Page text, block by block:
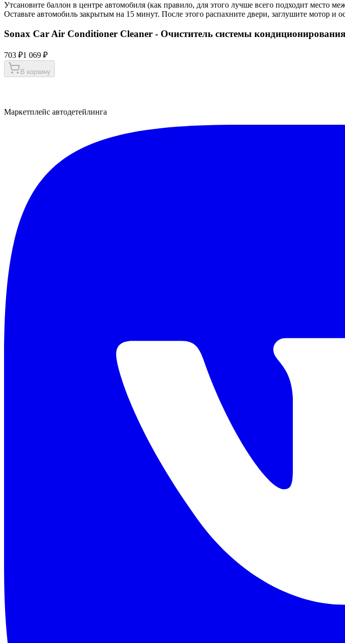
Утсановите баллон в центре автомобиля (как правило, для этого лучше всего подходит место
Оставьте автомобиль закрытым на 15 минут. После этого распахните двери, заглушите мотор и
Sonax Car Air Conditioner Cleaner - Очиститель системы
703 ₽1 069 ₽
В корзину
Маркетплейс автодетейлинга